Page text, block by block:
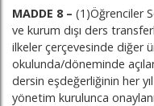
MADDE 8 – (1)Öğrenciler
ve kurum dışı ders
ilkeler çerçevesinde diğer
okulunda/döneminde
dersin eşdeğerliğinin her
yönetim kurulunca